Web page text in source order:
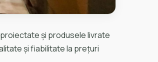
și produsele livrate
și fiabilitate la prețuri